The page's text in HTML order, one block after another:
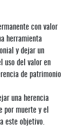
con valor
herramienta
y dejar un
uso del valor en
de patrimonio
una herencia
por muerte y el
este objetivo.